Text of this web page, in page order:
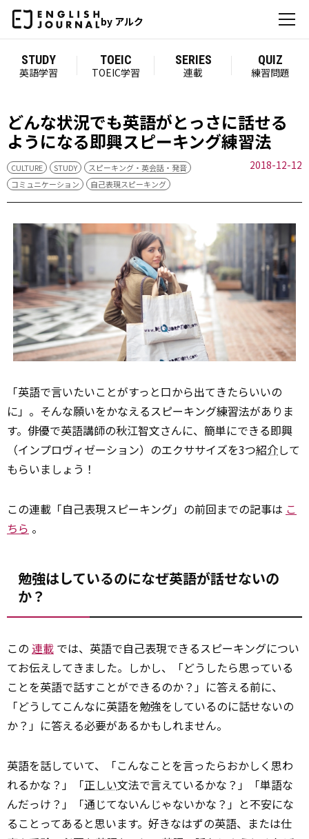
by アルク
STUDY
英語学習
TOEIC
TOEIC学習
SERIES
連載
QUIZ
練習問題
どんな状況でも英語がとっさに話せる
ようになる即興スピーキング練習法
CULTURE STUDY
スピーキング・英会話・発音
コミュニケーション
自己表現スピーキング
2018-12-12
「英語で言いたいことがすっと口から出てきたらいいの
に」。そんな願いをかなえるスピーキング練習法がありま
す。俳優で英語講師の秋江智文さんに、簡単にできる即興
（インプロヴィゼーション）のエクササイズを3つ紹介して
もらいましょう！
この連載「自己表現スピーキング」の前回までの記事は こ
ちら 。
勉強はしているのになぜ英語が話せないの
か？
この 連載 では、英語で自己表現できるスピーキングについ
てお伝えしてきました。しかし、「どうしたら思っている
ことを英語で話すことができるのか？」に答える前に、
「どうしてこんなに英語を勉強をしているのに話せないの
か？」に答える必要があるかもしれません。
英語を話していて、「こんなことを言ったらおかしく思わ
れるかな？」「正しい文法で言えているかな？」「単語な
んだっけ？」「通じてないんじゃないかな？」と不安にな
ることってあると思います。好きなはずの英語、または仕